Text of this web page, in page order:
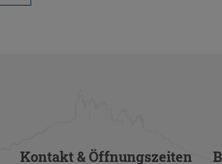
Kon­takt & Öff­nungs­zei­ten